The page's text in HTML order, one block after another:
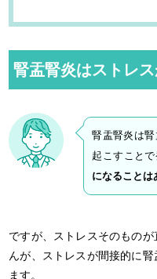
腎盂腎炎はストレ
腎盂腎炎は
起こすこと
になることは
ですが、ストレスそのもの
んが、ストレスが間接的に
ます。